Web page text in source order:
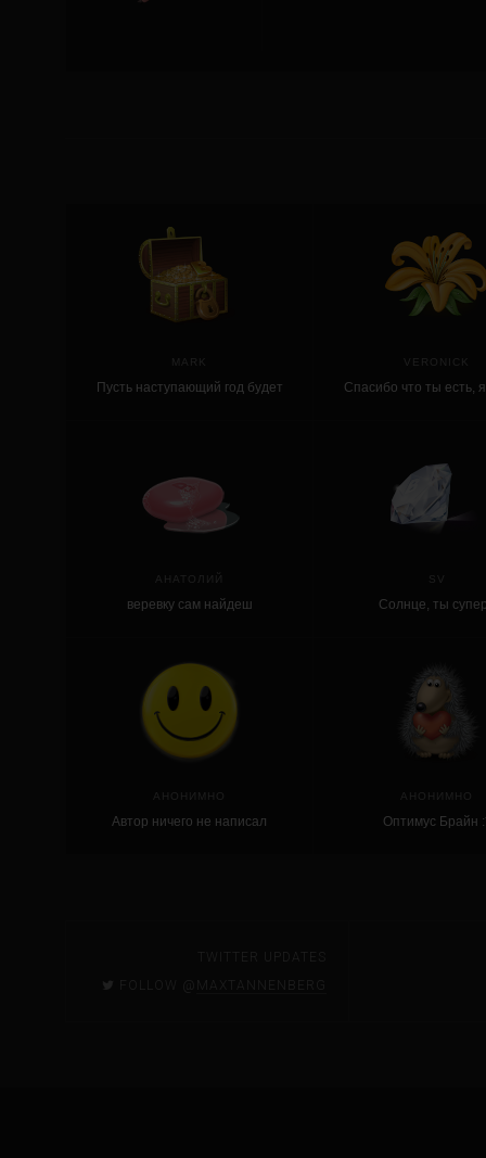
MARK
Пусть наступающий год будет
VERONICK
Спасибо что ты есть,
АНАТОЛИЙ
веревку сам найдеш Солнце, ты
АНОНИМНО
Автор ничего не написал
АНОНИМНО
Оптимус Брайн
TWITTER UPDATES
FOLLOW @
MAXTANNENBERG